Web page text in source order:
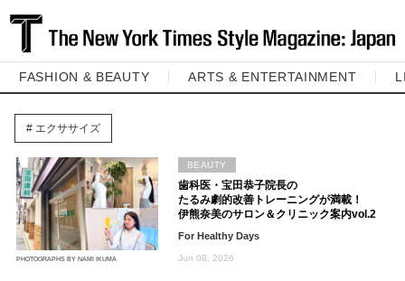
FASHION & BEAUTY ARTS & ENTERTAINMENT
エクササイズ
PHOTOGRAPHS BY NAMI IKUMA
歯科医・宝田恭子院長の
たるみ劇的改善トレーニングが満載！
伊熊奈美のサロン＆クリニック案内vol.2
For Healthy Days
Jun 08, 2026
BEAUTY